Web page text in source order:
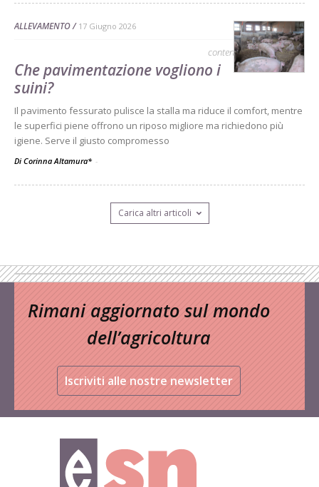
ALLEVAMENTO 17 Giugno 2026
contenuto sponsorizzato
Che pavimentazione vogliono i
suini?
Il pavimento fessurato pulisce la stalla ma riduce il comfort, mentre
le superfici piene offrono un riposo migliore ma richiedono più
igiene. Serve il giusto compromesso
Di Corinna Altamura* -
Carica altri articoli
Rimani aggiornato sul mondo
dell’agricoltura
Iscriviti alle nostre newsletter